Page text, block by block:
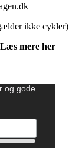
ikke cykler)
mere her
og gode